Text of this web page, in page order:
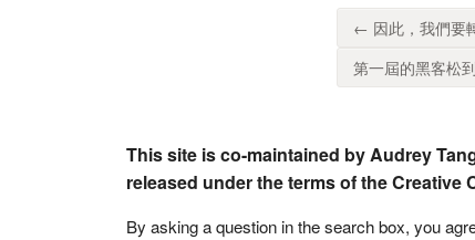
← 因此，我們要
第一屆的黑客松
This site is co-maintained by Audrey
released under the terms of the Creative
By asking a question in the search box, you